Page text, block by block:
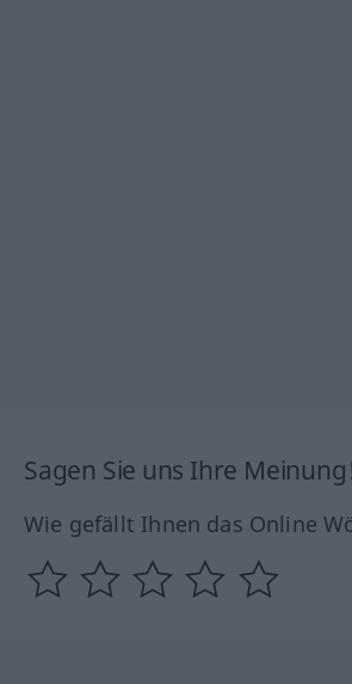
Sagen Sie uns Ihre
Wie gefällt Ihnen das Online